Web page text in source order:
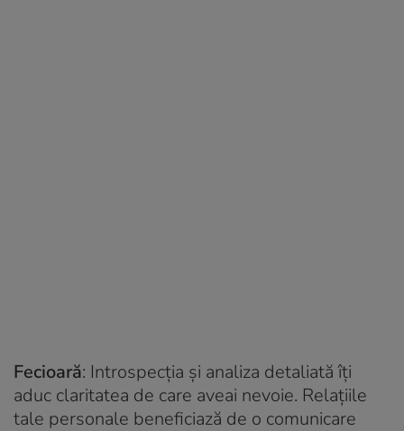
Fecioară: Introspecția și analiza detaliată îți
aduc claritatea de care aveai nevoie. Relațiile
tale personale beneficiază de o comunicare